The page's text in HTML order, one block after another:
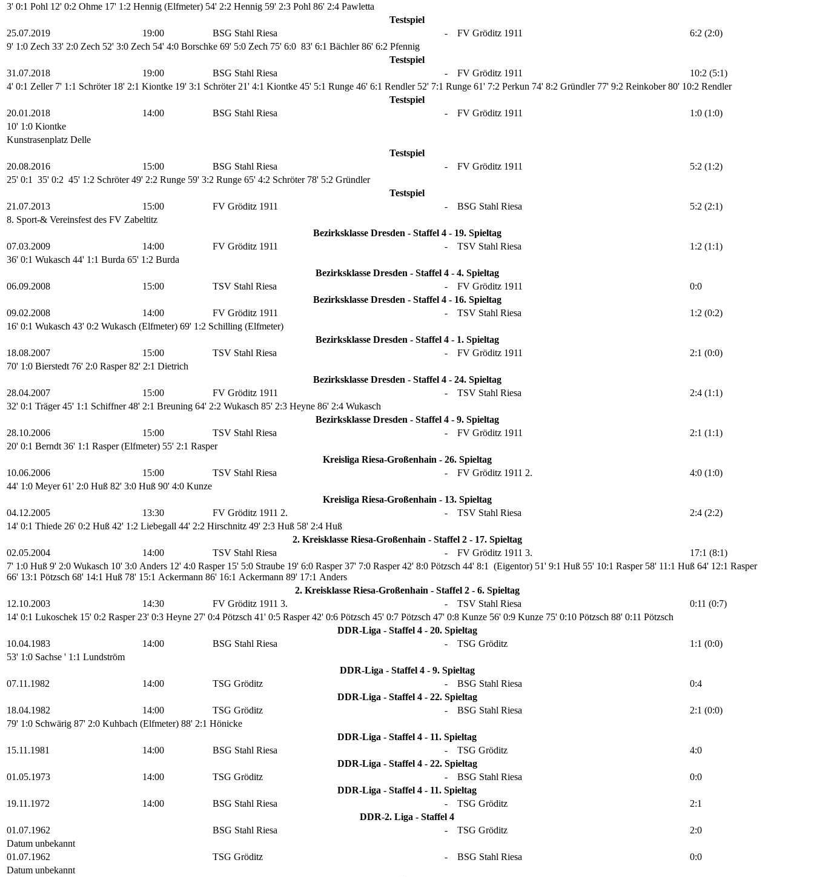
3' 0:1 Pohl 12' 0:2 Ohme 17' 1:2 Hennig (Elfmeter) 54' 2:2 Hennig 59' 2:3 Pohl 86' 2:4 Pawletta
Testspiel
25.07.2019
19:00 BSG Stahl Riesa - FV Gröditz 1911
6:2 (2:0)
9' 1:0 Zech 33' 2:0 Zech 52' 3:0 Zech 54' 4:0 Borschke 69' 5:0 Zech 75' 6:0 83' 6:1 Bächler86' 6:2 Pfennig
Testspiel
31.07.2018
19:00 BSG Stahl Riesa - FV Gröditz 1911
10:2 (5:1)
4' 0:1 Zeller 7' 1:1 Schröter 18' 2:1 Kiontke 19' 3:1 Schröter 21' 4:1 Kiontke 45' 5:1 Runge 46' 6:1 Rendler 52' 7:1 Runge 61' 7:2 Perkun 74' 8:2 Gründler 77' 9:2 Reinkober80' 10:2 Rendler
Testspiel
20.01.2018
14:00 BSG Stahl Riesa - FV Gröditz 1911
1:0 (1:0)
10' 1:0 Kiontke
Kunstrasenplatz Delle
Testspiel
20.08.2016
15:00 BSG Stahl Riesa - FV Gröditz 1911
5:2 (1:2)
25' 0:1 35' 0:2 45' 1:2 Schröter49' 2:2 Runge 59' 3:2 Runge 65' 4:2 Schröter 78' 5:2 Gründler
Testspiel
21.07.2013
15:00 FV Gröditz 1911 - BSG Stahl Riesa
5:2 (2:1)
8. Sport-& Vereinsfest des FV Zabeltitz
Bezirksklasse Dresden - Staffel 4 - 19. Spieltag
07.03.2009
14:00 FV Gröditz 1911 - TSV Stahl Riesa
1:2 (1:1)
36' 0:1 Wukasch 44' 1:1 Burda 65' 1:2 Burda
Bezirksklasse Dresden - Staffel 4 - 4. Spieltag
06.09.2008
15:00 TSV Stahl Riesa - FV Gröditz 1911
0:0
Bezirksklasse Dresden - Staffel 4 - 16. Spieltag
09.02.2008
14:00 FV Gröditz 1911 - TSV Stahl Riesa
1:2 (0:2)
16' 0:1 Wukasch 43' 0:2 Wukasch (Elfmeter) 69' 1:2 Schilling (Elfmeter)
Bezirksklasse Dresden - Staffel 4 - 1. Spieltag
18.08.2007
15:00 TSV Stahl Riesa - FV Gröditz 1911
2:1 (0:0)
70' 1:0 Bierstedt 76' 2:0 Rasper82' 2:1 Dietrich
Bezirksklasse Dresden - Staffel 4 - 24. Spieltag
28.04.2007
15:00 FV Gröditz 1911 - TSV Stahl Riesa
2:4 (1:1)
32' 0:1 Träger45' 1:1 Schiffner48' 2:1 Breuning 64' 2:2 Wukasch 85' 2:3 Heyne 86' 2:4 Wukasch
Bezirksklasse Dresden - Staffel 4 - 9. Spieltag
28.10.2006
15:00 TSV Stahl Riesa - FV Gröditz 1911
2:1 (1:1)
20' 0:1 Berndt 36' 1:1 Rasper (Elfmeter) 55' 2:1 Rasper
Kreisliga Riesa-Großenhain - 26. Spieltag
10.06.2006
15:00 TSV Stahl Riesa - FV Gröditz 1911 2.
4:0 (1:0)
44' 1:0 Meyer61' 2:0 Huß 82' 3:0 Huß 90' 4:0 Kunze
Kreisliga Riesa-Großenhain - 13. Spieltag
04.12.2005
13:30 FV Gröditz 1911 2. - TSV Stahl Riesa
2:4 (2:2)
14' 0:1 Thiede 26' 0:2 Huß 42' 1:2 Liebegall 44' 2:2 Hirschnitz 49' 2:3 Huß 58' 2:4 Huß
2. Kreisklasse Riesa-Großenhain - Staffel 2 - 17. Spieltag
02.05.2004
14:00 TSV Stahl Riesa - FV Gröditz 1911 3.
17:1 (8:1)
7' 1:0 Huß 9' 2:0 Wukasch 10' 3:0 Anders 12' 4:0 Rasper 15' 5:0 Straube 19' 6:0 Rasper37' 7:0 Rasper42' 8:0 Pötzsch 44' 8:1 (Eigentor) 51' 9:1 Huß 55' 10:1 Rasper 58' 11:1 Huß 64' 12:1 Rasper
66' 13:1 Pötzsch 68' 14:1 Huß 78' 15:1 Ackermann 86' 16:1 Ackermann 89' 17:1 Anders
2. Kreisklasse Riesa-Großenhain - Staffel 2 - 6. Spieltag
12.10.2003
14:30 FV Gröditz 1911 3. - TSV Stahl Riesa
0:11 (0:7)
14' 0:1 Lukoschek 15' 0:2 Rasper 23' 0:3 Heyne 27' 0:4 Pötzsch 41' 0:5 Rasper42' 0:6 Pötzsch 45' 0:7 Pötzsch 47' 0:8 Kunze 56' 0:9 Kunze 75' 0:10 Pötzsch 88' 0:11 Pötzsch
DDR-Liga - Staffel 4 - 20. Spieltag
10.04.1983
14:00 BSG Stahl Riesa - TSG Gröditz
1:1 (0:0)
53' 1:0 Sachse ' 1:1 Lundström
DDR-Liga - Staffel 4 - 9. Spieltag
07.11.1982
14:00 TSG Gröditz - BSG Stahl Riesa
0:4
DDR-Liga - Staffel 4 - 22. Spieltag
18.04.1982
14:00 TSG Gröditz - BSG Stahl Riesa
2:1 (0:0)
79' 1:0 Schwärig 87' 2:0 Kuhbach (Elfmeter) 88' 2:1 Hönicke
DDR-Liga - Staffel 4 - 11. Spieltag
15.11.1981
14:00 BSG Stahl Riesa - TSG Gröditz
4:0
DDR-Liga - Staffel 4 - 22. Spieltag
01.05.1973
14:00 TSG Gröditz - BSG Stahl Riesa
0:0
DDR-Liga - Staffel 4 - 11. Spieltag
19.11.1972
14:00 BSG Stahl Riesa - TSG Gröditz
2:1
DDR-2. Liga - Staffel 4
01.07.1962
BSG Stahl Riesa - TSG Gröditz
2:0
Datum unbekannt
01.07.1962
TSG Gröditz - BSG Stahl Riesa
0:0
Datum unbekannt